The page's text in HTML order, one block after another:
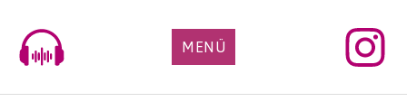
content
MENÜ